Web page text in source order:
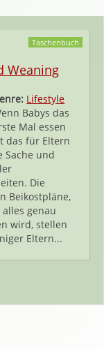
Taschenbuch
Weaning
Lifestyle
Babys das
Mal essen
das für Eltern
Sache und
Die
Beikostpläne,
genau
wird, stellen
Eltern...